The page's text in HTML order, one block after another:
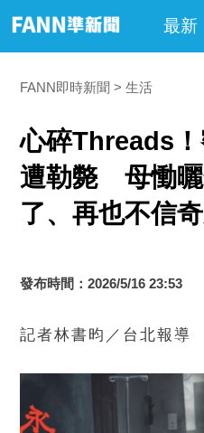
最新
FANN即時新聞 生活
心碎Threads
遭勒斃 母慟曬
了、再也不信
發布時間：2026/5/16 23:53
記者林書昀／台北報導